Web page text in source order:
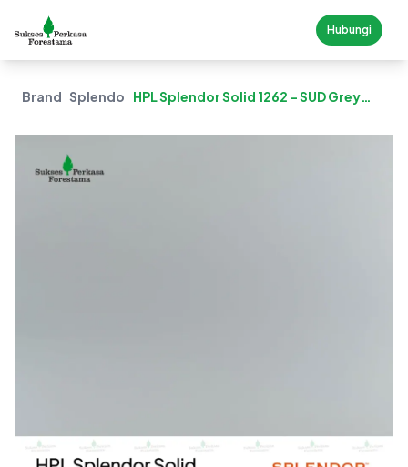
Hubungi
Brand Splendor
HPL Splendor Solid 1262 – SUD Grey